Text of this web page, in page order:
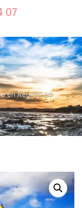
07
en Regular en